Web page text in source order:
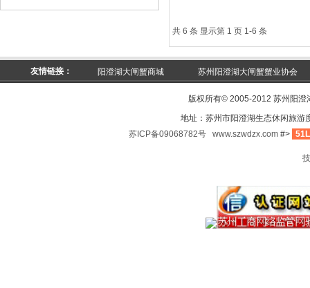
共 6 条 显示第 1 页 1-6 条
友情链接： 阳澄湖大闸蟹商城 苏州阳澄湖大闸蟹蟹业协会
版权所有© 2005-2012 苏州阳
地址：苏州市阳澄湖生态休闲旅
苏ICP备09068782号
www.szwdzx.com #>